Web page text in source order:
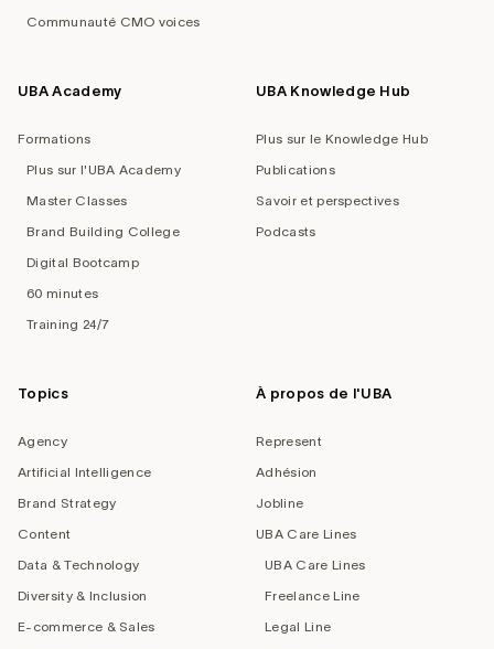
Communauté CMO voices
UBA Academy
Formations
Plus sur l'UBA Academy
Master Classes
Brand Building College
Digital Bootcamp
60 minutes
Training 24/7
UBA Knowledge Hub
Plus sur le Knowledge Hub
Publications
Savoir et perspectives
Podcasts
Topics
Agency
Artificial Intelligence
Brand Strategy
Content
Data & Technology
Diversity & Inclusion
E-commerce & Sales
À propos de l'UBA
Represent
Adhésion
Jobline
UBA Care Lines
UBA Care Lines
Freelance Line
Legal Line